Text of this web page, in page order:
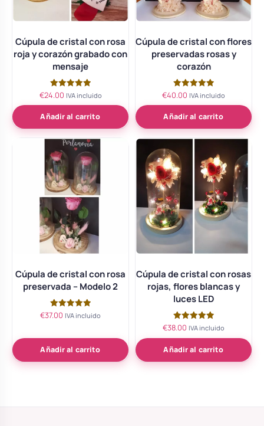
Cúpula de cristal con rosa
roja y corazón grabado con
mensaje
Valorado
de 5
€24.00 IVA incluido
Añadir al carrito
Cúpula de cristal con flores
preservadas rosas y
corazón
Valorado
de 5
€40.00 IVA incluido
Añadir al carrito
Cúpula de cristal con rosa
preservada – Modelo 2
Valorado
€37.00 IVA incluido
Añadir al carrito
Cúpula de cristal con rosas
rojas, flores blancas y
luces LED
Valorado
5.00
de 5
€38.00 IVA incluido
Añadir al carrito